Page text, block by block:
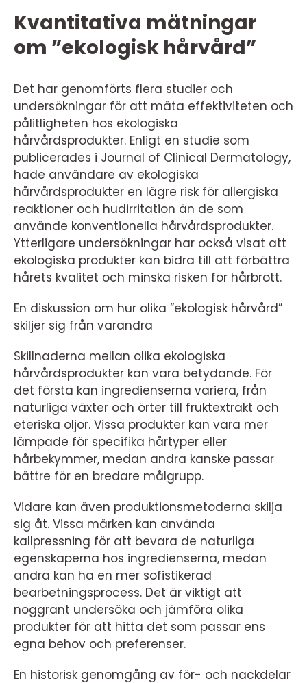
Kvantitativa mätningar
om ”ekologisk hårvård”
Det har genomförts flera studier och
undersökningar för att mäta effektiviteten och
pålitligheten hos ekologiska
hårvårdsprodukter. Enligt en studie som
publicerades i Journal of Clinical Dermatology,
hade användare av ekologiska
hårvårdsprodukter en lägre risk för allergiska
reaktioner och hudirritation än de som
använde konventionella hårvårdsprodukter.
Ytterligare undersökningar har också visat att
ekologiska produkter kan bidra till att förbättra
hårets kvalitet och minska risken för hårbrott.
En diskussion om hur olika ”ekologisk hårvård”
skiljer sig från varandra
Skillnaderna mellan olika ekologiska
hårvårdsprodukter kan vara betydande. För
det första kan ingredienserna variera, från
naturliga växter och örter till fruktextrakt och
eteriska oljor. Vissa produkter kan vara mer
lämpade för specifika hårtyper eller
hårbekymmer, medan andra kanske passar
bättre för en bredare målgrupp.
Vidare kan även produktionsmetoderna skilja
sig åt. Vissa märken kan använda
kallpressning för att bevara de naturliga
egenskaperna hos ingredienserna, medan
andra kan ha en mer sofistikerad
bearbetningsprocess. Det är viktigt att
noggrant undersöka och jämföra olika
produkter för att hitta det som passar ens
egna behov och preferenser.
En historisk genomgång av för- och nackdelar